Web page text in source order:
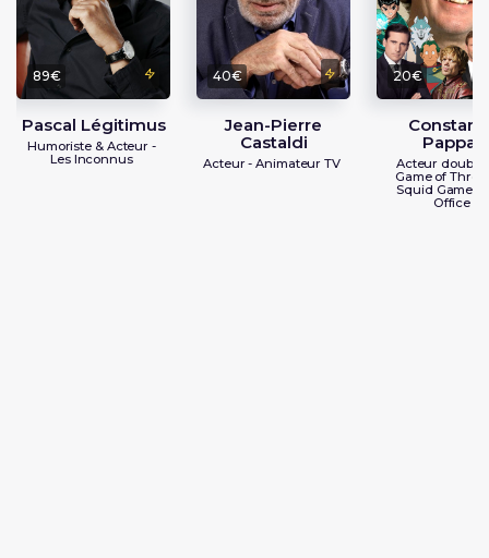
89€
Pascal Légitimus
Humoriste & Acteur -
Les Inconnus
40€
Jean-Pierre
Castaldi
Acteur - Animateur TV
20€
Pappas
Acteur
Game of
Squid Game /
Office